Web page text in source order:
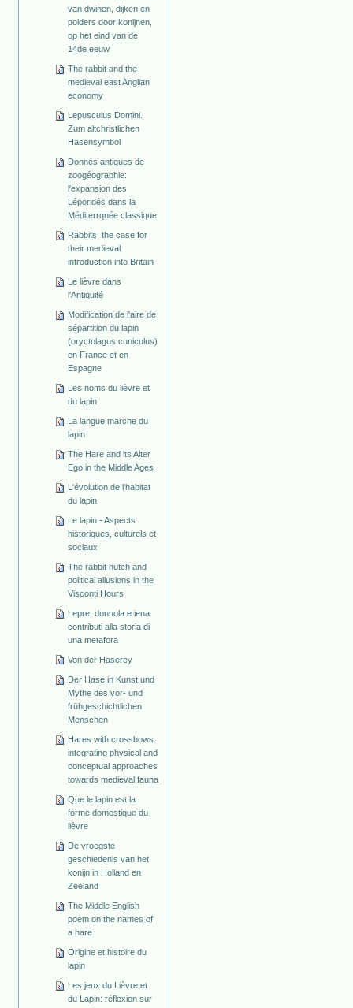
van dwinen, dijken en
polders door konijnen,
op het eind van de
14de eeuw
The rabbit and the
medieval east Anglian
economy
Lepusculus Domini.
Zum altchristlichen
Hasensymbol
Donnés antiques de
zoogéographie:
l'expansion des
Léporidés dans la
Méditerrqnée classique
Rabbits: the case for
their medieval
introduction into Britain
Le lièvre dans
l'Antiquité
Modification de l'aire de
sépartition du lapin
(oryctolagus cuniculus)
en France et en
Espagne
Les noms du lièvre et
du lapin
La langue marche du
lapin
The Hare and its Alter
Ego in the Middle Ages
L'évolution de l'habitat
du lapin
Le lapin - Aspects
historiques, culturels et
sociaux
The rabbit hutch and
political allusions in the
Visconti Hours
Lepre, donnola e iena:
contributi alla storia di
una metafora
Von der Haserey
Der Hase in Kunst und
Mythe des vor- und
frühgeschichtlichen
Menschen
Hares with crossbows:
integrating physical and
conceptual approaches
towards medieval fauna
Que le lapin est la
forme domestique du
lièvre
De vroegste
geschiedenis van het
konijn in Holland en
Zeeland
The Middle English
poem on the names of
a hare
Origine et histoire du
lapin
Les jeux du Lièvre et
du Lapin: réflexion sur